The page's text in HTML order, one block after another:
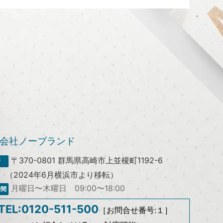
社ノーブランド
〒370-0801 群馬県高崎市上並榎町1192-6
（2024年6月横浜市より移転）
月曜日〜木曜日 09:00〜18:00
511-500 ［お問合せ番号:１］